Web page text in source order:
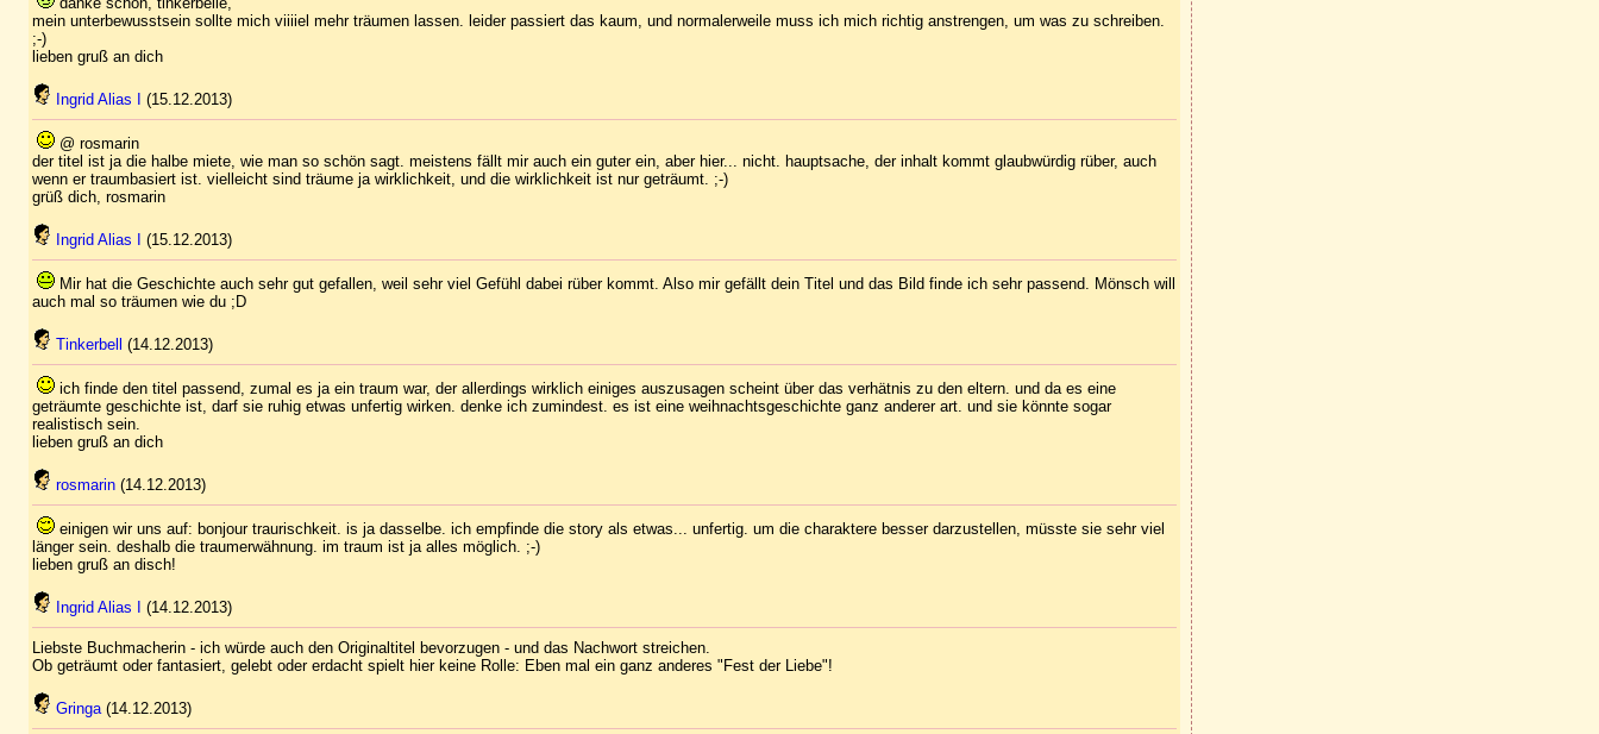
mein unterbewusstsein sollte mich viiiiel mehr träumen lassen. leider passiert das kaum, und normalerweile muss ich mich richtig anstrengen, um was zu schreiben.
;-)
lieben gruß an dich
Ingrid Alias I (15.12.2013)
@ rosmarin
der titel ist ja die halbe miete, wie man so schön sagt. meistens fällt mir auch ein guter ein, aber hier... nicht. hauptsache, der inhalt kommt glaubwürdig rüber, auch
wenn er traumbasiert ist. vielleicht sind träume ja wirklichkeit, und die wirklichkeit ist nur geträumt. ;-)
grüß dich, rosmarin
Ingrid Alias I (15.12.2013)
Mir hat die Geschichte auch sehr gut gefallen, weil sehr viel Gefühl dabei rüber kommt. Also mir gefällt dein Titel und das Bild finde ich sehr passend. Mönsch will
auch mal so träumen wie du ;D
Tinkerbell (14.12.2013)
ich finde den titel passend, zumal es ja ein traum war, der allerdings wirklich einiges auszusagen scheint über das verhätnis zu den eltern. und da es eine
geträumte geschichte ist, darf sie ruhig etwas unfertig wirken. denke ich zumindest. es ist eine weihnachtsgeschichte ganz anderer art. und sie könnte sogar
realistisch sein.
lieben gruß an dich
rosmarin (14.12.2013)
einigen wir uns auf: bonjour traurischkeit. is ja dasselbe. ich empfinde die story als etwas... unfertig. um die charaktere besser darzustellen, müsste sie sehr viel
länger sein. deshalb die traumerwähnung. im traum ist ja alles möglich. ;-)
lieben gruß an disch!
Ingrid Alias I (14.12.2013)
Liebste Buchmacherin - ich würde auch den Originaltitel bevorzugen - und das Nachwort streichen.
Ob geträumt oder fantasiert, gelebt oder erdacht spielt hier keine Rolle: Eben mal ein ganz anderes "Fest der Liebe"!
Gringa(14.12.2013)